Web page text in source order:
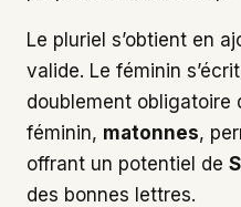
Le pluriel s’obtient en
valide. Le féminin s’écrit
doublement obligatoire
féminin, matonnes,
offrant un potentiel de
des bonnes lettres.